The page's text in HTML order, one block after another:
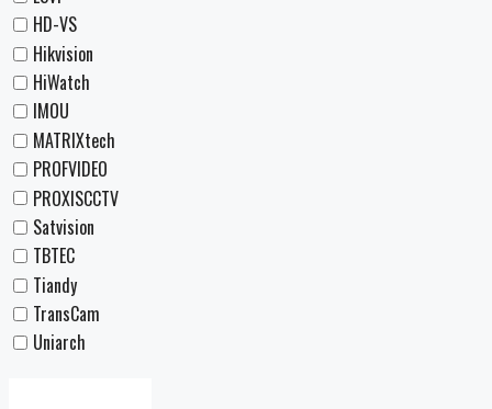
HD-VS
Hikvision
HiWatch
IMOU
MATRIXtech
PROFVIDEO
PROXISCCTV
Satvision
TBTEC
Tiandy
TransCam
Uniarch